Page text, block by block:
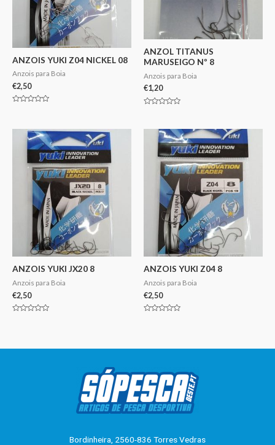
ANZOIS YUKI Z04 NICKEL 08
Anzois para Boia
€2,50
5
ANZOL TITANUS
MARUSEIGO Nº 8
Anzois para Boia
€1,20
5
ANZOIS YUKI JX20 8
Anzois para Boia
€2,50
ANZOIS YUKI Z04 8
Anzois para Boia
€2,50
Bordinheira, 2560-836 Torres Vedras